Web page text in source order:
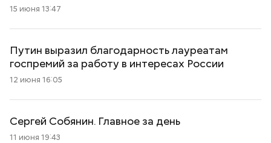
15 июня 13:47
Путин выразил благодарность лауреатам
госпремий за работу в интересах России
12 июня 16:05
Сергей Собянин. Главное за день
11 июня 19:43